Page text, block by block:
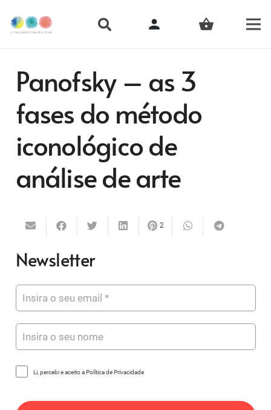
person shopping_basket
Panofsky – as 3
fases do método
iconológico de
análise de arte
2
Newsletter
Li, percebi e aceito a Política de Privacidade